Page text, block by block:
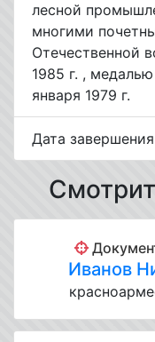
лесной
многими
Отечественной
1985 г. ,
января 1979 г.
Дата
Иванов